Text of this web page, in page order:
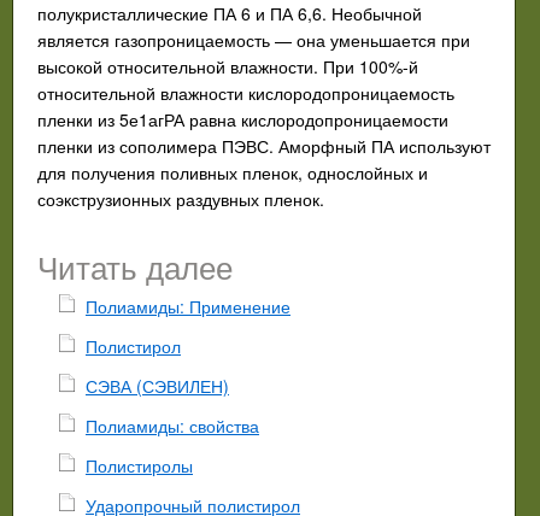
полукристаллические ПА 6 и ПА 6,6. Необычной
является газопроницаемость — она уменьшается при
высокой относительной влажности. При 100%-й
относительной влажности кислородопроницаемость
пленки из 5е1агРА равна кислородопроницаемости
пленки из сополимера ПЭВС. Аморфный ПА используют
для получения поливных пленок, однослойных и
соэкструзионных раздувных пленок.
Читать далее
Полиамиды: Применение
Полистирол
СЭВА (СЭВИЛЕН)
Полиамиды: свойства
Полистиролы
Ударопрочный полистирол